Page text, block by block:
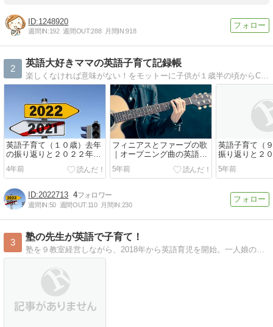
1248920
週間IN:192 週間OUT:288 月間IN:918
2
英語大好きママの英語子育て記録帳
楽しくなければ意味がない！をモットーに子供が１歳半の頃からCDかけ流し、英語絵本、YouTube、英語テレビ番組、などなど日々の生活の中に自然に英語を取り入れた英語子育ての様子を記録中です。現在８歳の息子は英語が得意な小学生です＾＾
英語子育て（１０歳）去年
の振り返りと２０２２年の
目標！
4年前
フィニアスとファーブの歌
｜オープニング曲の英語歌
詞は？
5年前
英語子育て（
振り返りと２
標！
5年前
2022713 4
週間IN:50 週間OUT:110 月間IN:230
3
塾の先生が英語で子育て！
塾を９教室経営しながら、2018年から英語育児を開始。一人娘のためにと英語に目覚め、英語で子育てに奮闘中！娘と一緒に英語の学び直し中！成績が上がる勉強方法もご紹介！